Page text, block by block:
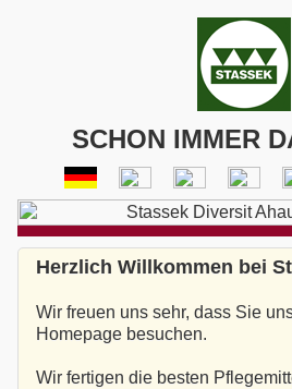
SCHON IMMER
Herzlich Willkommen bei
Wir freuen uns sehr, dass Sie
Homepage besuchen.
Wir fertigen die besten